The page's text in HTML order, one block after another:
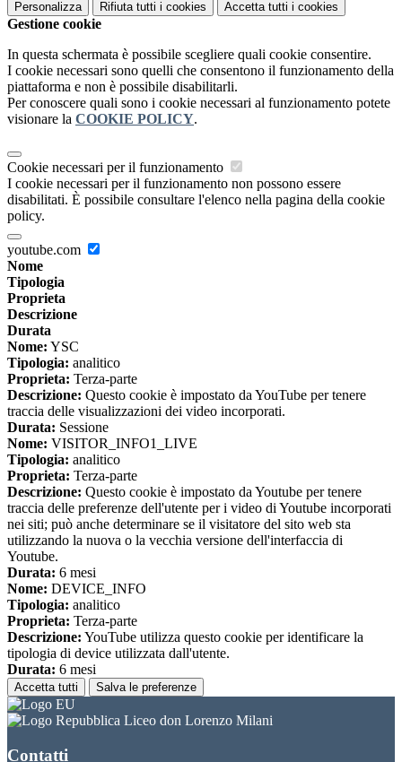
Personalizza Rifiuta tutti i cookies Accetta tutti i cookies
Gestione cookie
In questa schermata è possibile scegliere quali cookie consentire.
I cookie necessari sono quelli che consentono il funzionamento della
piattaforma e non è possibile disabilitarli.
Per conoscere quali sono i cookie necessari al funzionamento potete
visionare la COOKIE POLICY.
Cookie necessari per il funzionamento
I cookie necessari per il funzionamento non possono essere
disabilitati. È possibile consultare l'elenco nella pagina della cookie
policy.
youtube.com
Nome
Tipologia
Proprieta
Descrizione
Durata
Nome: YSC
Tipologia: analitico
Proprieta: Terza-parte
Descrizione: Questo cookie è impostato da YouTube per tenere
traccia delle visualizzazioni dei video incorporati.
Durata: Sessione
Nome: VISITOR_INFO1_LIVE
Tipologia: analitico
Proprieta: Terza-parte
Descrizione: Questo cookie è impostato da Youtube per tenere
traccia delle preferenze dell'utente per i video di Youtube incorporati
nei siti; può anche determinare se il visitatore del sito web sta
utilizzando la nuova o la vecchia versione dell'interfaccia di
Youtube.
Durata: 6 mesi
Nome: DEVICE_INFO
Tipologia: analitico
Proprieta: Terza-parte
Descrizione: YouTube utilizza questo cookie per identificare la
tipologia di device utilizzata dall'utente.
Durata: 6 mesi
Accetta tutti Salva le preferenze
Liceo don Lorenzo Milani
Contatti